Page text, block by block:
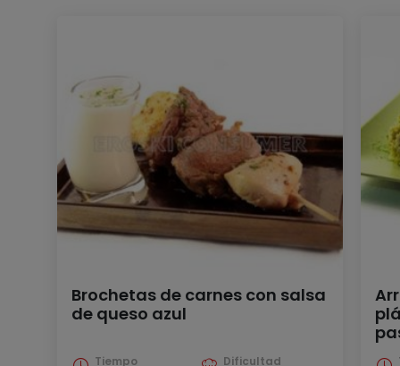
Brochetas de carnes con salsa
de queso azul
Tiempo
Dificultad